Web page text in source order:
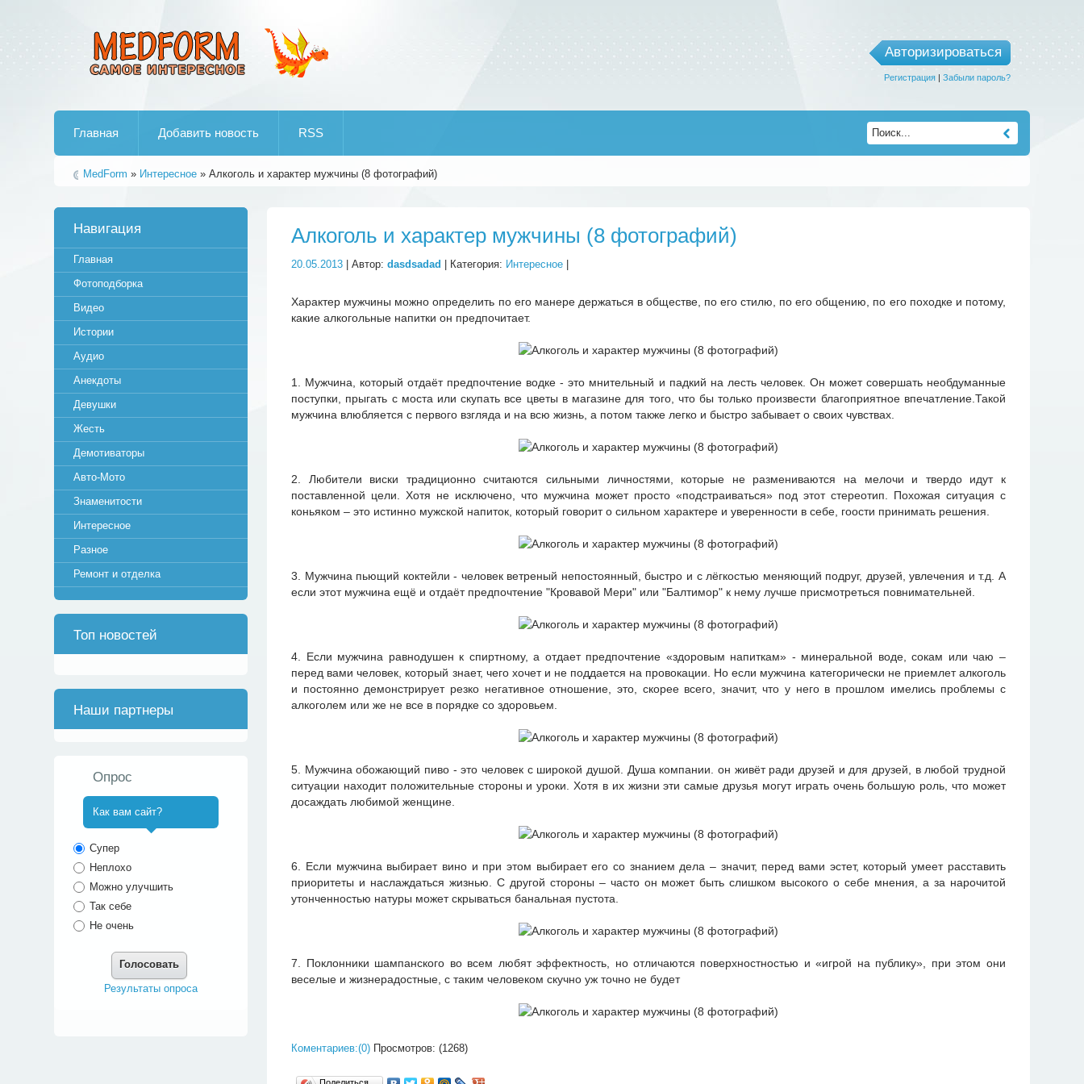
Авторизироваться
Регистрация| Забыли пароль?
Главная Добавить новость RSS
MedForm » Интересное » Алкоголь и характер мужчины (8 фотографий)
Алкоголь и характер мужчины (8 фотографий)
20.05.2013 | Автор:dasdsadad | Категория: Интересное
Характер мужчины можно определить по его манере держаться в обществе, по его стилю, по его общению, по его походке и потому,
какие алкогольные напитки он предпочитает.
1. Мужчина, который отдаёт предпочтение водке - это мнительный и падкий на лесть человек. Он может совершать необдуманные
поступки, прыгать с моста или скупать все цветы в магазине для того, что бы только произвести благоприятное впечатление.Такой
мужчина влюбляется с первого взгляда и на всю жизнь, а потом также легко и быстро забывает о своих чувствах.
2. Любители виски традиционно считаются сильными личностями, которые не размениваются на мелочи и твердо идут к
поставленной цели. Хотя не исключено, что мужчина может просто «подстраиваться» под этот стереотип. Похожая ситуация с
коньяком – это истинно мужской напиток, который говорит о сильном характере и уверенности в себе, гоости принимать решения.
3. Мужчина пьющий коктейли - человек ветреный непостоянный, быстро и с лёгкостью меняющий подруг, друзей, увлечения и т.д. А
если этот мужчина ещё и отдаёт предпочтение "Кровавой Мери" или "Балтимор" к нему лучше присмотреться повнимательней.
4. Если мужчина равнодушен к спиртному, а отдает предпочтение «здоровым напиткам» - минеральной воде, сокам или чаю –
перед вами человек, который знает, чего хочет и не поддается на провокации. Но если мужчина категорически не приемлет алкоголь
и постоянно демонстрирует резко негативное отношение, это, скорее всего, значит, что у него в прошлом имелись проблемы с
алкоголем или же не все в порядке со здоровьем.
5. Мужчина обожающий пиво - это человек с широкой душой. Душа компании. он живёт ради друзей и для друзей, в любой трудной
ситуации находит положительные стороны и уроки. Хотя в их жизни эти самые друзья могут играть очень большую роль, что может
досаждать любимой женщине.
6. Если мужчина выбирает вино и при этом выбирает его со знанием дела – значит, перед вами эстет, который умеет расставить
приоритеты и наслаждаться жизнью. С другой стороны – часто он может быть слишком высокого о себе мнения, а за нарочитой
утонченностью натуры может скрываться банальная пустота.
7. Поклонники шампанского во всем любят эффектность, но отличаются поверхностностью и «игрой на публику», при этом они
веселые и жизнерадостные, с таким человеком скучно уж точно не будет
Коментариев:(0) Просмотров: (1268)
Поделиться…
Навигация
Главная
Фотоподборка
Видео
Истории
Аудио
Анекдоты
Девушки
Жесть
Демотиваторы
Авто-Мото
Знаменитости
Интересное
Разное
Ремонт и отделка
Топ новостей
Наши партнеры
Опрос
Как вам сайт?
Супер
Неплохо
Можно улучшить
Так себе
Не очень
Голосовать
Результаты опроса